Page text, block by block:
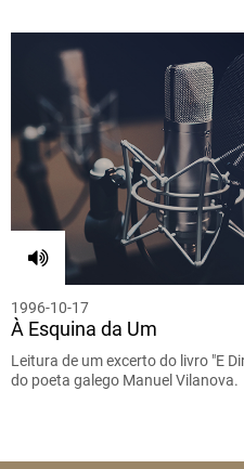
1996-10-17
À Esquina da Um
Leitura de um excerto do livro "E
do poeta galego Manuel Vilanova.